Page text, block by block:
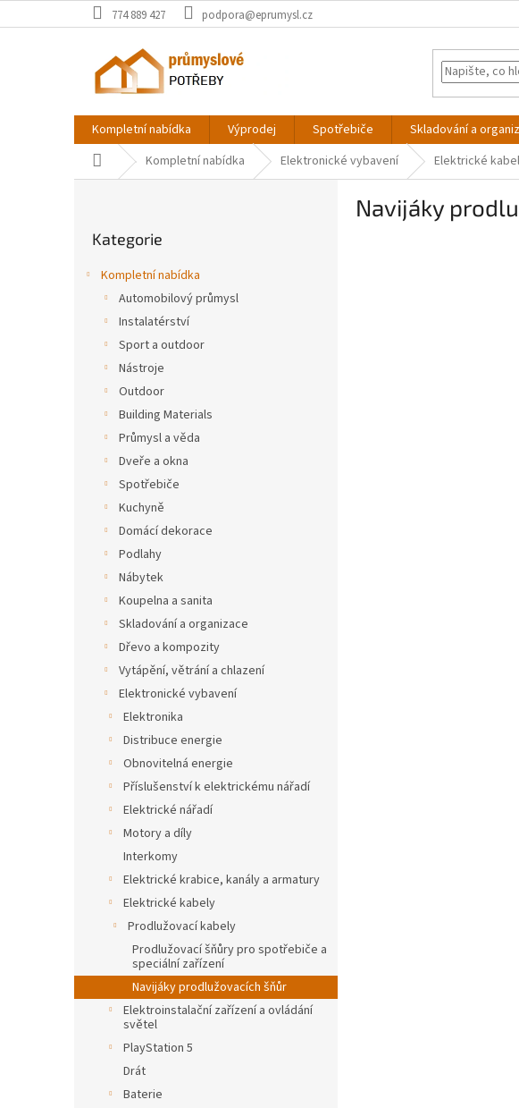
na
774 889 427 podpora@eprumysl.cz
Kompletní nabídka Výprodej Spotřebiče Skladování a
Domů Kompletní nabídka Elektronické vybavení Elektrické
kategorie
Kategorie
Kompletní nabídka
Automobilový průmysl
Instalatérství
Sport a outdoor
Nástroje
Outdoor
Building Materials
Průmysl a věda
Dveře a okna
Spotřebiče
Kuchyně
Domácí dekorace
Podlahy
Nábytek
Koupelna a sanita
Skladování a organizace
Dřevo a kompozity
Vytápění, větrání a chlazení
Elektronické vybavení
Elektronika
Distribuce energie
Obnovitelná energie
Příslušenství k elektrickému nářadí
Elektrické nářadí
Motory a díly
Interkomy
Elektrické krabice, kanály a armatury
Elektrické kabely
Prodlužovací kabely
Prodlužovací šňůry pro spotřebiče a
speciální zařízení
Navijáky prodlužovacích šňůr
Elektroinstalační zařízení a ovládání
světel
PlayStation 5
Drát
Baterie
Navijáky